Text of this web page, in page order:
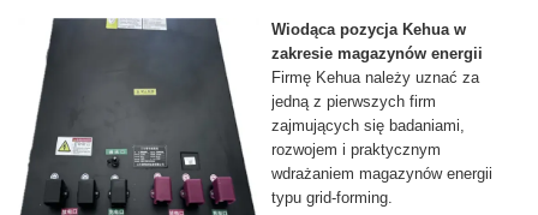
Wiodąca pozycja Kehua w
zakresie magazynów energii
Firmę Kehua należy uznać za
jedną z pierwszych firm
zajmujących się badaniami,
rozwojem i praktycznym
wdrażaniem magazynów energii
typu grid-forming.